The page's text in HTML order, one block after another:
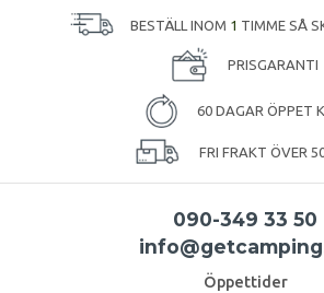
BESTÄLL INOM 1 TIMME SÅ
PRISGARANTI
60 DAGAR ÖPPET
FRI FRAKT ÖVER
090-349 33 50
Öppettider